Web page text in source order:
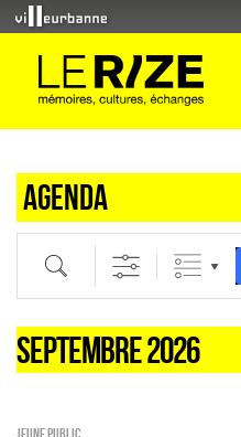
Agenda
Recherche par mot clé (ici)
SEPTEMBRE 2026